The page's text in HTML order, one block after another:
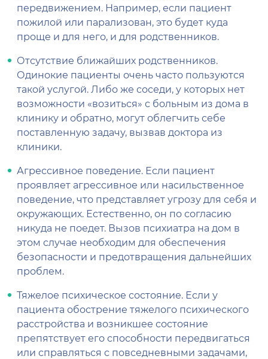
передвижением. Например, если пациент
пожилой или парализован, это будет куда
проще и для него, и для родственников.
Отсутствие ближайших родственников.
Одинокие пациенты очень часто пользуются
такой услугой. Либо же соседи, у которых нет
возможности «возиться» с больным из дома в
клинику и обратно, могут облегчить себе
поставленную задачу, вызвав доктора из
клиники.
Агрессивное поведение. Если пациент
проявляет агрессивное или насильственное
поведение, что представляет угрозу для себя и
окружающих. Естественно, он по согласию
никуда не поедет. Вызов психиатра на дом в
этом случае необходим для обеспечения
безопасности и предотвращения дальнейших
проблем.
Тяжелое психическое состояние. Если у
пациента обострение тяжелого психического
расстройства и возникшее состояние
препятствует его способности передвигаться
или справляться с повседневными задачами,